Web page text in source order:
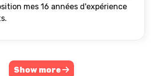
mes 16 années d'expérience
Show more